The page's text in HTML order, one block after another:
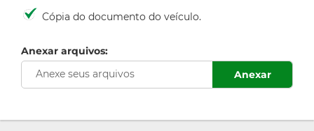
Cópia do documento do veículo.
Anexar arquivos:
Anexe seus arquivos
Anexar